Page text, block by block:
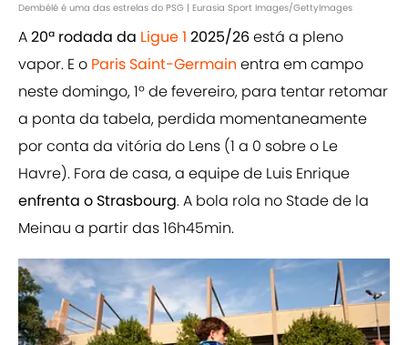
Dembélé é uma das estrelas do PSG | Eurasia Sport Images/GettyImages
A20ª rodada da Ligue 1 2025/26está a pleno
vapor. E o Paris Saint-Germain entra em campo
neste domingo, 1º de fevereiro, para tentar retomar
a ponta da tabela, perdida momentaneamente
por conta da vitória do Lens (1 a 0 sobre o Le
Havre). Fora de casa, a equipe de Luis Enrique
enfrenta o Strasbourg. A bola rola no Stade de la
Meinau a partir das 16h45min.